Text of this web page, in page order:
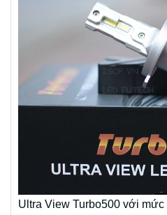
Ultra View Turbo500 với